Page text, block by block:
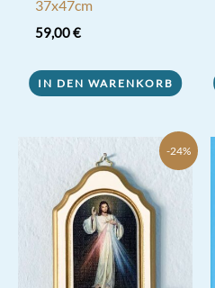
37x47cm
59,00€
IN DEN WARENKORB
-24%